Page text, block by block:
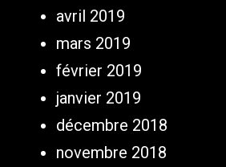
avril 2019
mars 2019
février 2019
janvier 2019
décembre 2018
novembre 2018